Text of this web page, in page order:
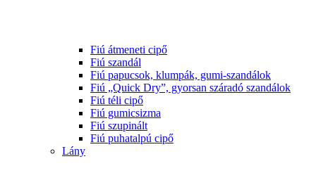
Fiú átmeneti cipő
Fiú szandál
Fiú papucsok, klumpák, gumi-szandálok
Fiú „Quick Dry”, gyorsan száradó szandálok
Fiú téli cipő
Fiú gumicsizma
Fiú szupinált
Fiú puhatalpú cipő
Lány